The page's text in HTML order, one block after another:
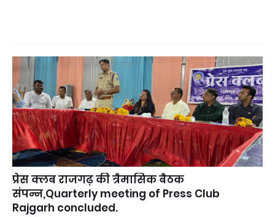
प्रेस क्लब राजगढ़ की त्रैमासिक बैठक
संपन्न,Quarterly meeting of Press Club
Rajgarh concluded.